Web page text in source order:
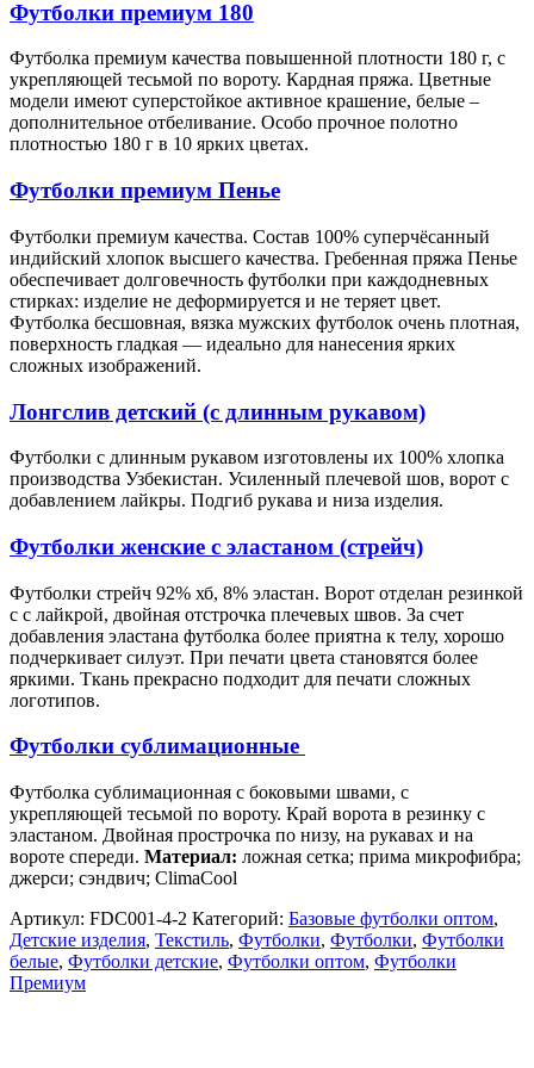
Футболки премиум 180
Футболка премиум качества повышенной плотности 180 г, с
укрепляющей тесьмой по вороту. Кардная пряжа. Цветные
модели имеют суперстойкое активное крашение, белые –
дополнительное отбеливание. Особо прочное полотно
плотностью 180 г в 10 ярких цветах.
Футболки премиум Пенье
Футболки премиум качества. Состав 100% суперчёсанный
индийский хлопок высшего качества. Гребенная пряжа Пенье
обеспечивает долговечность футболки при каждодневных
стирках: изделие не деформируется и не теряет цвет.
Футболка бесшовная, вязка мужских футболок очень плотная,
поверхность гладкая — идеально для нанесения ярких
сложных изображений.
Лонгслив детский (с длинным рукавом)
Футболки с длинным рукавом изготовлены их 100% хлопка
производства Узбекистан. Усиленный плечевой шов, ворот с
добавлением лайкры. Подгиб рукава и низа изделия.
Футболки женские с эластаном (стрейч)
Футболки стрейч 92% хб, 8% эластан. Ворот отделан резинкой
с с лайкрой, двойная отстрочка плечевых швов. За счет
добавления эластана футболка более приятна к телу, хорошо
подчеркивает силуэт. При печати цвета становятся более
яркими. Ткань прекрасно подходит для печати сложных
логотипов.
Футболки сублимационные
Футболка сублимационная с боковыми швами, с
укрепляющей тесьмой по вороту. Край ворота в резинку с
эластаном. Двойная прострочка по низу, на рукавах и на
вороте спереди. Материал: ложная сетка; прима микрофибра;
джерси; сэндвич; ClimaCool
Артикул: FDC001-4-2 Категорий: Базовые футболки оптом,
Детские изделия, Текстиль, Футболки, Футболки, Футболки
белые, Футболки детские, Футболки оптом, Футболки
Премиум